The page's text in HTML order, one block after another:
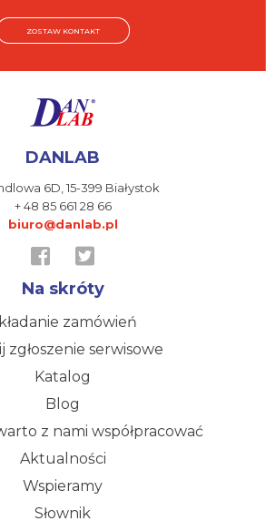
ZOSTAW KONTAKT
DANLAB
6D,15-399 Białystok
+ 48 85 661 28 66
biuro@danlab.pl
Na skróty
zamówień
zgłoszenie serwisowe
Katalog
Blog
z nami współpracować
Aktualności
Wspieramy
Słownik